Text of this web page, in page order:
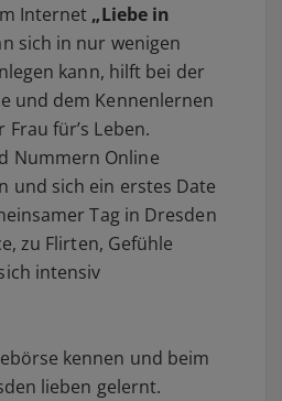
Internet „Liebe in
sich in nur wenigen
kann, hilft bei der
und dem Kennenlernen
für’s Leben.
Nummern Online
und sich ein erstes Date
Tag in Dresden
zu Flirten, Gefühle
intensiv
kennen und beim
lieben gelernt.